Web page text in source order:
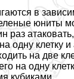
в
юниты
раз
одну клетку и
на две
на одну